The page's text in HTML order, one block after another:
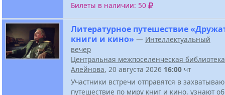
Билеты в наличии: 50
Литературное путешествие
книги и кино» — Интеллектуальный
вечер
Центральная межпоселенческая
Алейнова, 20 августа 2026 16:00 чт
Участники встречи отправятся в
путешествие по миру книг и кино, узнают